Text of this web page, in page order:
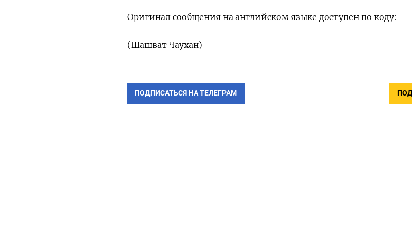
Оригинал сообщения на английском языке доступен по коду:
(Шашват Чаухан)
ПОДПИСАТЬСЯ НА ТЕЛЕГРАМ